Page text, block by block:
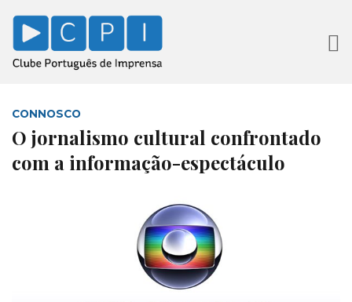
CONNOSCO
O jornalismo cultural confrontado
com a informação-espectáculo